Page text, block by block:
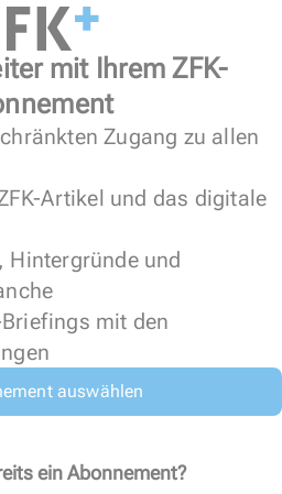
mit Ihrem ZFK-
Zugang zu allen
Artikel und das digitale
Hintergründe und
mit den
auswählen
ein Abonnement?